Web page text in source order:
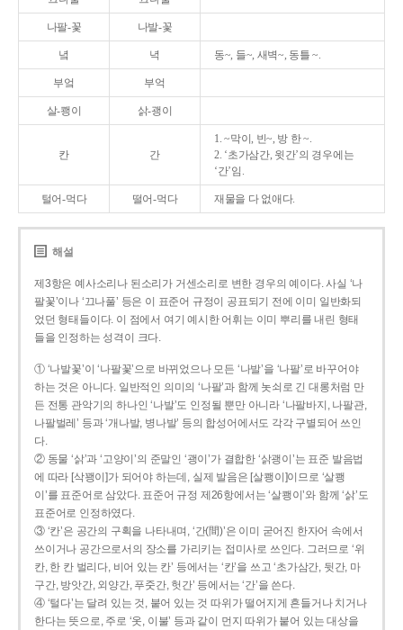
나팔-꽃 나발-꽃
녘 녁 동~, 들~, 새벽~, 동틀 ~.
부엌 부억
살-쾡이 삵-괭이
칸 간
1. ~막이, 빈~, 방 한 ~.
2. ‘초가삼간, 윗간’의 경우에는
‘간’임.
털어-먹다 떨어-먹다 재물을 다 없애다.
해설
제3항은 예사소리나 된소리가 거센소리로 변한 경우의 예이다. 사실 ‘나
팔꽃’이나 ‘끄나풀’ 등은 이 표준어 규정이 공표되기 전에 이미 일반화되
었던 형태들이다. 이 점에서 여기 예시한 어휘는 이미 뿌리를 내린 형태
들을 인정하는 성격이 크다.
① ‘나발꽃’이 ‘나팔꽃’으로 바뀌었으나 모든 ‘나발’을 ‘나팔’로 바꾸어야
하는 것은 아니다. 일반적인 의미의 ‘나팔’과 함께 놋쇠로 긴 대롱처럼 만
든 전통 관악기의 하나인 ‘나발’도 인정될 뿐만 아니라 ‘나팔바지, 나팔관,
나팔벌레’ 등과 ‘개나발, 병나발’ 등의 합성어에서도 각각 구별되어 쓰인
다.
② 동물 ‘삵’과 ‘고양이’의 준말인 ‘괭이’가 결합한 ‘삵괭이’는 표준 발음법
에 따라 [삭꽹이]가 되어야 하는데, 실제 발음은 [살쾡이]이므로 ‘살쾡
이’를 표준어로 삼았다. 표준어 규정 제26항에서는 ‘살쾡이’와 함께 ‘삵’도
표준어로 인정하였다.
③ ‘칸’은 공간의 구획을 나타내며, ‘간(間)’은 이미 굳어진 한자어 속에서
쓰이거나 공간으로서의 장소를 가리키는 접미사로 쓰인다. 그러므로 ‘위
칸, 한 칸 벌리다, 비어 있는 칸’ 등에서는 ‘칸’을 쓰고 ‘초가삼간, 뒷간, 마
구간, 방앗간, 외양간, 푸줏간, 헛간’ 등에서는 ‘간’을 쓴다.
④ ‘털다’는 달려 있는 것, 붙어 있는 것 따위가 떨어지게 흔들거나 치거나
한다는 뜻으로, 주로 ‘옷, 이불’ 등과 같이 먼지 따위가 붙어 있는 대상을